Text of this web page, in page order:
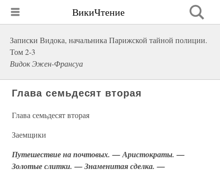
ВикиЧтение
Записки Видока, начальника Парижской тайной полиции.
Том 2-3
Видок Эжен-Франсуа
Глава семьдесят вторая
Глава семьдесят вторая
Заемщики
Путешествие на почтовых. — Аристократы. —
Золотые слитки. — Знаменитая сделка. —